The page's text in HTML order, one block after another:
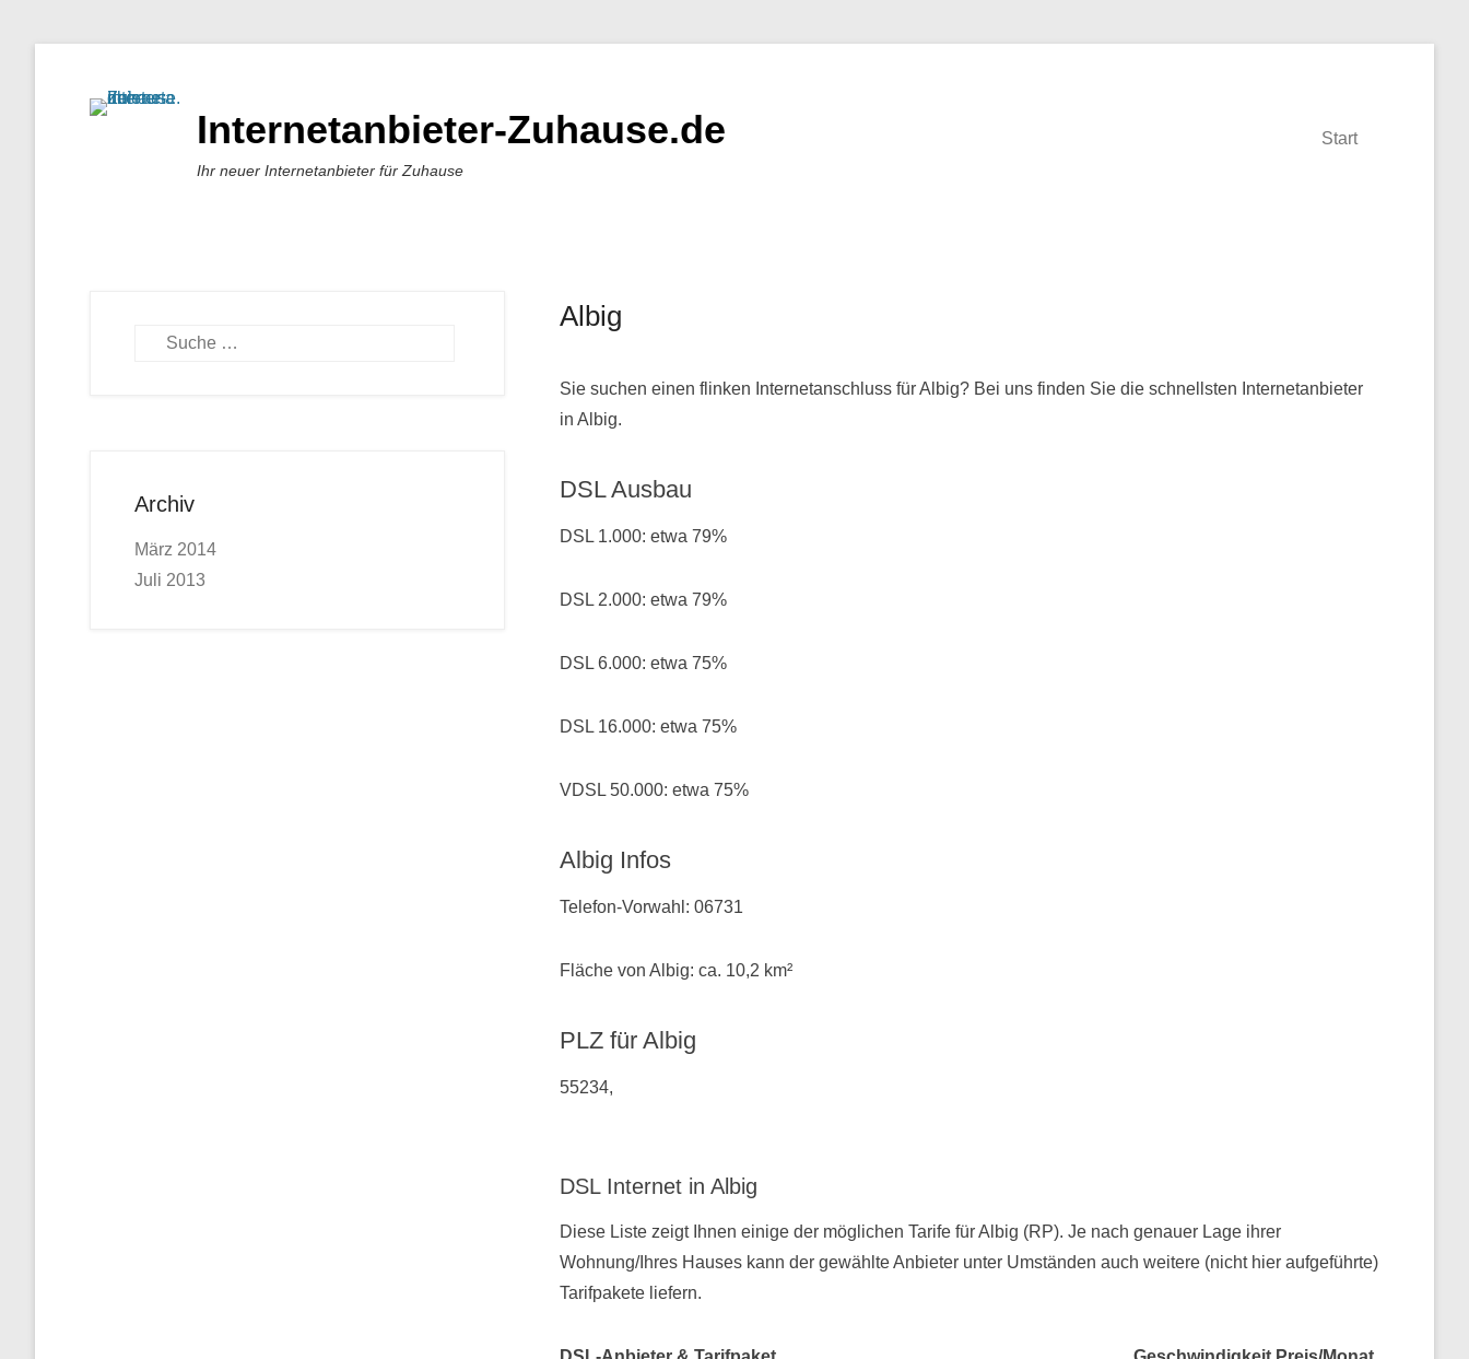
Internetanbieter-Zuhause.de
Ihr neuer Internetanbieter für Zuhause
Start
Albig
Sie suchen einen flinken Internetanschluss für Albig? Bei uns finden Sie die schnellsten Internetanbieter
in Albig.
DSL Ausbau
DSL 1.000: etwa 79%
DSL 2.000: etwa 79%
DSL 6.000: etwa 75%
DSL 16.000: etwa 75%
VDSL 50.000: etwa 75%
Albig Infos
Telefon-Vorwahl: 06731
Fläche von Albig: ca. 10,2 km²
PLZ für Albig
55234,
DSL Internet in Albig
Diese Liste zeigt Ihnen einige der möglichen Tarife für Albig (RP). Je nach genauer Lage ihrer
Wohnung/Ihres Hauses kann der gewählte Anbieter unter Umständen auch weitere (nicht hier aufgeführte)
Tarifpakete liefern.
Suchen
Archiv
März 2014
Juli 2013